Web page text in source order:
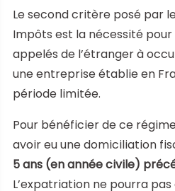
Le second critère posé par
Impôts est la nécessité
appelés de l’étranger à
une entreprise établie en
période limitée.
Pour bénéficier de ce
avoir eu une domiciliation
5 ans (en année civile)
L’expatriation ne pourra